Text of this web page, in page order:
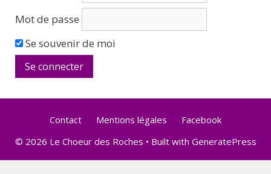
Mot de passe
Se souvenir de moi
Contact Mentions légales
Facebook
© 2026 Le Choeur des Roches • Built with GeneratePress